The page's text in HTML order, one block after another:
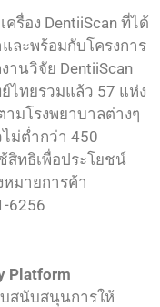
รื่อง DentiiScan ที่ได้
ละพร้อมกับโครงการ
านวิจัย DentiiScan
ไทยรวมแล้ว 57 แห่ง
มโรงพยาบาลต่างๆ
ไม่ต่ำกว่า 450
สิทธิเพื่อประโยชน์
หมายการค้า
6256
Platform
สนับสนุนการให้